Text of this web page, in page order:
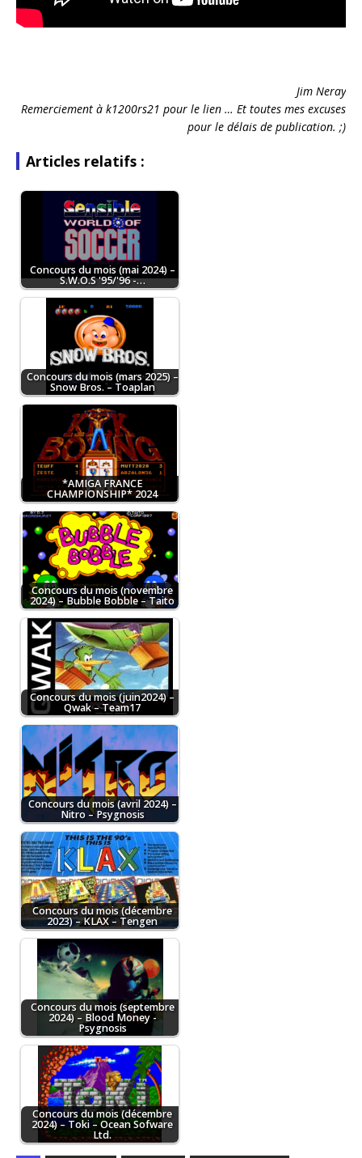
Jim Neray
Remerciement à k1200rs21 pour le lien … Et toutes mes excuses
pour le délais de publication. ;)
Articles relatifs :
Concours du mois (mai 2024) –
S.W.O.S '95/'96 -…
Concours du mois (mars 2025) –
Snow Bros. – Toaplan
*AMIGA FRANCE
CHAMPIONSHIP* 2024
Concours du mois (novembre
2024) – Bubble Bobble – Taito
Concours du mois (juin2024) –
Qwak – Team17
Concours du mois (avril 2024) –
Nitro – Psygnosis
Concours du mois (décembre
2023) – KLAX – Tengen
Concours du mois (septembre
2024) – Blood Money -
Psygnosis
Concours du mois (décembre
2024) – Toki – Ocean Sofware
Ltd.